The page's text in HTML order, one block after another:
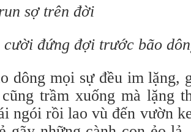
sợ trên đời
đứng đợi trước bão
dông mọi sự đều im lặng,
trầm xuống mà lặng
ngói rồi lao vù đến vườn